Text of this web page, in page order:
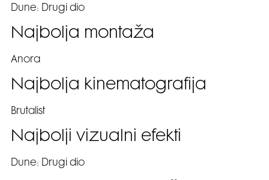
Dune: Drugi dio
Najbolja montaža
Anora
Najbolja kinematografija
Brutalist
Najbolji vizualni efekti
Dune: Drugi dio